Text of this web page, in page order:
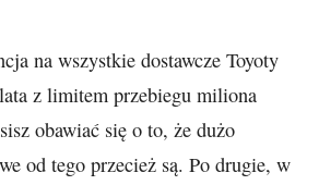
na wszystkie dostawcze Toyoty
z limitem przebiegu miliona
obawiać się o to, że dużo
od tego przecież są. Po drugie, w